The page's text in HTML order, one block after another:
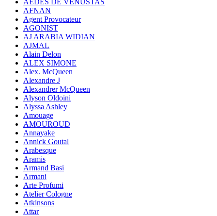
AFNAN
Agent Provocateur
AGONIST
AJ ARABIA WIDIAN
AJMAL
Alain Delon
ALEX SIMONE
Alex. McQueen
Alexandre J
Alexandrer McQueen
Alyson Oldoini
Alyssa Ashley
Amouage
AMOUROUD
Annayake
Annick Goutal
Arabesque
Aramis
Armand Basi
Armani
Arte Profumi
Atelier Cologne
Atkinsons
Attar